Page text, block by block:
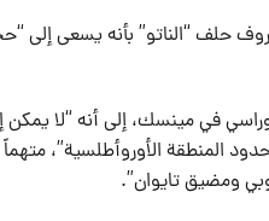
حلف “الناتو” بأنه يسعى إلى
في مينسك، إلى أنه “لا
المنطقة الأوروأطلسية”،
ومضيق تايوان”.